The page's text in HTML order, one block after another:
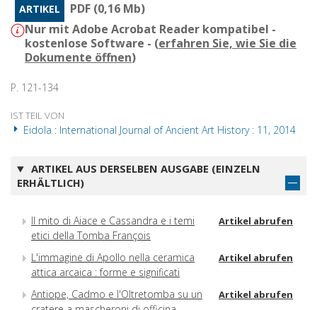
ARTIKEL
PDF (0,16 Mb)
Nur mit Adobe Acrobat Reader kompatibel -
kostenlose Software - (erfahren Sie, wie Sie die
Dokumente öffnen)
P. 121-134
IST TEIL VON
Eidola : International Journal of Ancient Art History : 11, 2014
ARTIKEL AUS DERSELBEN AUSGABE (EINZELN
ERHÄLTLICH)
Il mito di Aiace e Cassandra e i temi
etici della Tomba François
Artikel abrufen
L'immagine di Apollo nella ceramica
attica arcaica : forme e significati
Artikel abrufen
Antiope, Cadmo e l'Oltretomba su un
Artikel abrufen